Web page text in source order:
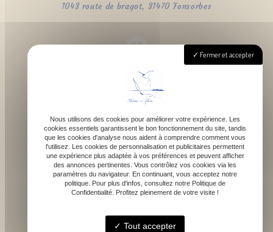
1043 route de bragot, 31470 Fonsorbes
Lundi - Samedi : 9h - 18h
contact@atelierdefelicie.fr
06 08 95 80 82
Fermer et accepter
Nous utilisons des cookies pour améliorer votre expérience. Les
cookies essentiels garantissent le bon fonctionnement du site, tandis
que les cookies d'analyse nous aident à comprendre comment vous
l'utilisez. Les cookies de personnalisation et publicitaires permettent
une expérience plus adaptée à vos préférences et peuvent afficher
des annonces pertinentes. Vous contrôlez vos cookies via les
paramètres du navigateur. En continuant, vous acceptez notre
politique. Pour plus d'infos, consultez notre Politique de
Confidentialité. Profitez pleinement de votre visite !
Tout accepter